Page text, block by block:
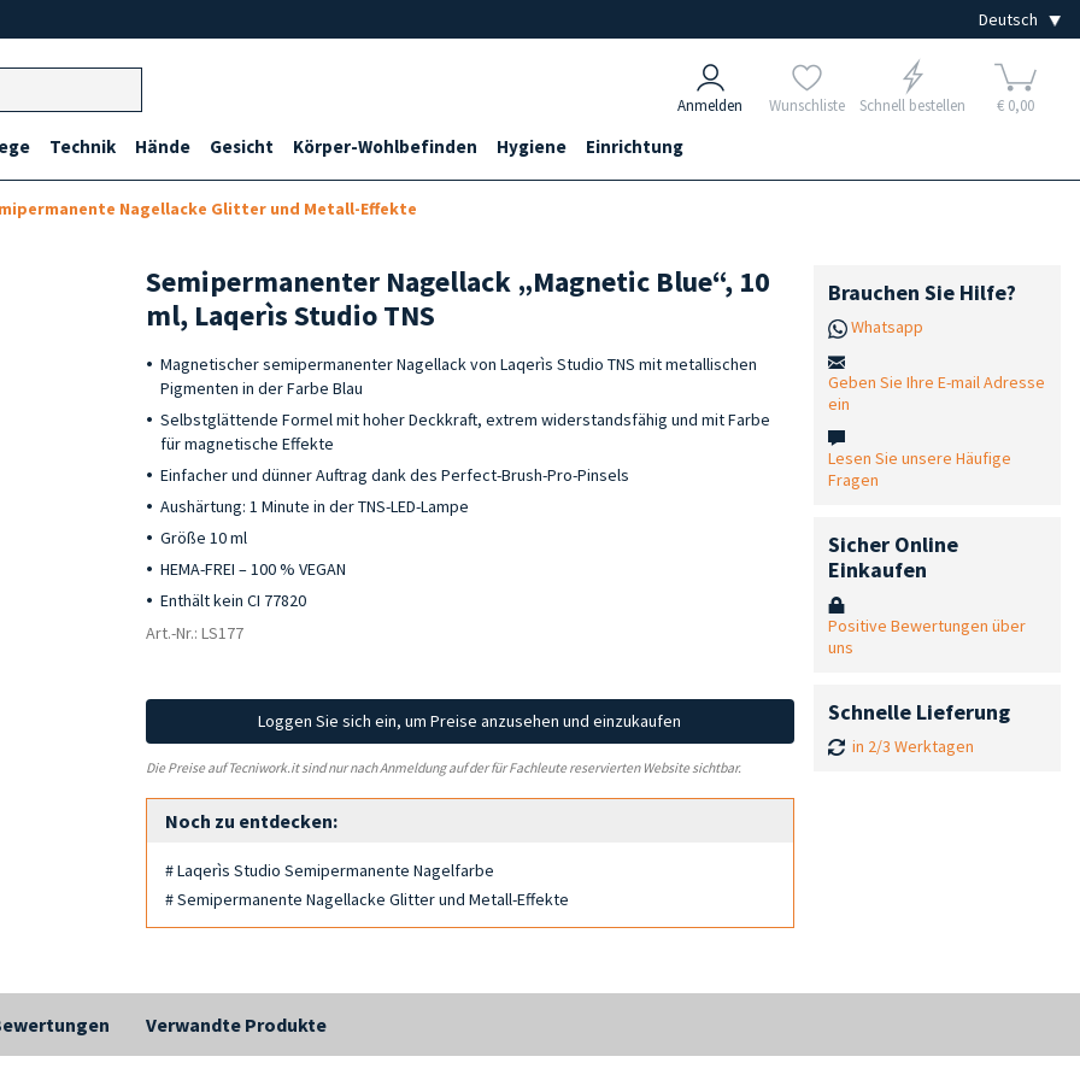
Anmelden Wunschliste Schnell bestellen € 0,00
Technik Hände Gesicht Körper-Wohlbefinden Hygiene Einrichtung
Nagellacke Glitter und Metall-Effekte
Semipermanenter Nagellack „Magnetic Blue“, 10
ml, Laqerìs Studio TNS
Magnetischer semipermanenter Nagellack von Laqerìs Studio TNS mit metallischen
Pigmenten in der Farbe Blau
Selbstglättende Formel mit hoher Deckkraft, extrem widerstandsfähig und mit Farbe
für magnetische Effekte
Einfacher und dünner Auftrag dank des Perfect-Brush-Pro-Pinsels
Aushärtung: 1 Minute in der TNS-LED-Lampe
Größe 10 ml
HEMA-FREI – 100 % VEGAN
Enthält kein CI 77820
Art.-Nr.: LS177
Loggen Sie sich ein, um Preise anzusehen und einzukaufen
Die Preise auf Tecniwork.it sind nur nach Anmeldung auf der für Fachleute reservierten Website sichtbar.
Noch zu entdecken:
# Laqerìs Studio Semipermanente Nagelfarbe
# Semipermanente Nagellacke Glitter und Metall-Effekte
Brauchen Sie Hilfe?
Whatsapp
Geben Sie Ihre E-mail Adresse
ein
Lesen Sie unsere Häufige
Fragen
Sicher Online
Einkaufen
Positive Bewertungen über
uns
Schnelle Lieferung
in 2/3 Werktagen
Verwandte Produkte